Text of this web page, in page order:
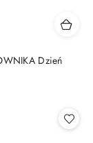
Dzień